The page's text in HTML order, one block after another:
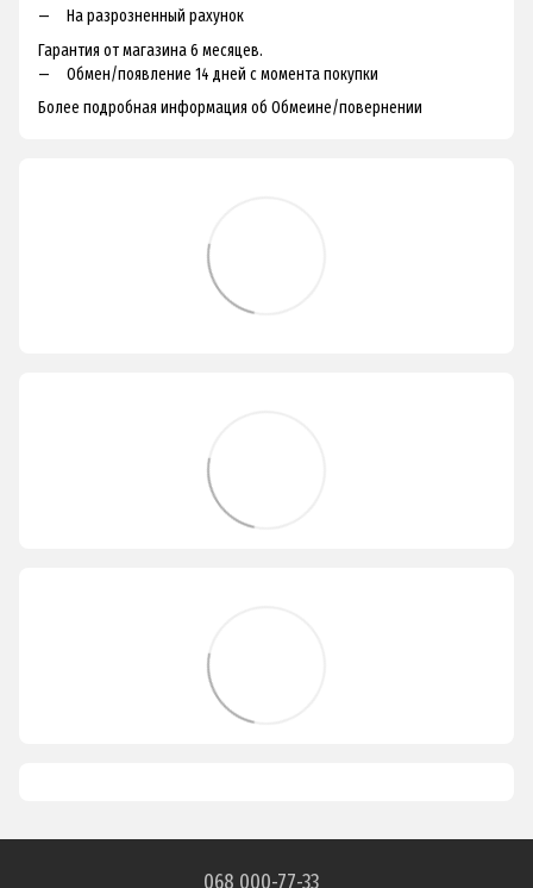
На разрозненный рахунок
Гарантия от магазина 6 месяцев.
Обмен/появление 14 дней с момента покупки
Более подробная информация об Обмеине/повернении
068 000-77-33